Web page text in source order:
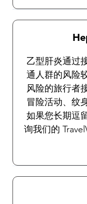
乙型肝炎通过
通人群的风险
风险的旅行者
冒险活动、纹
如果您长期逗
询我们的